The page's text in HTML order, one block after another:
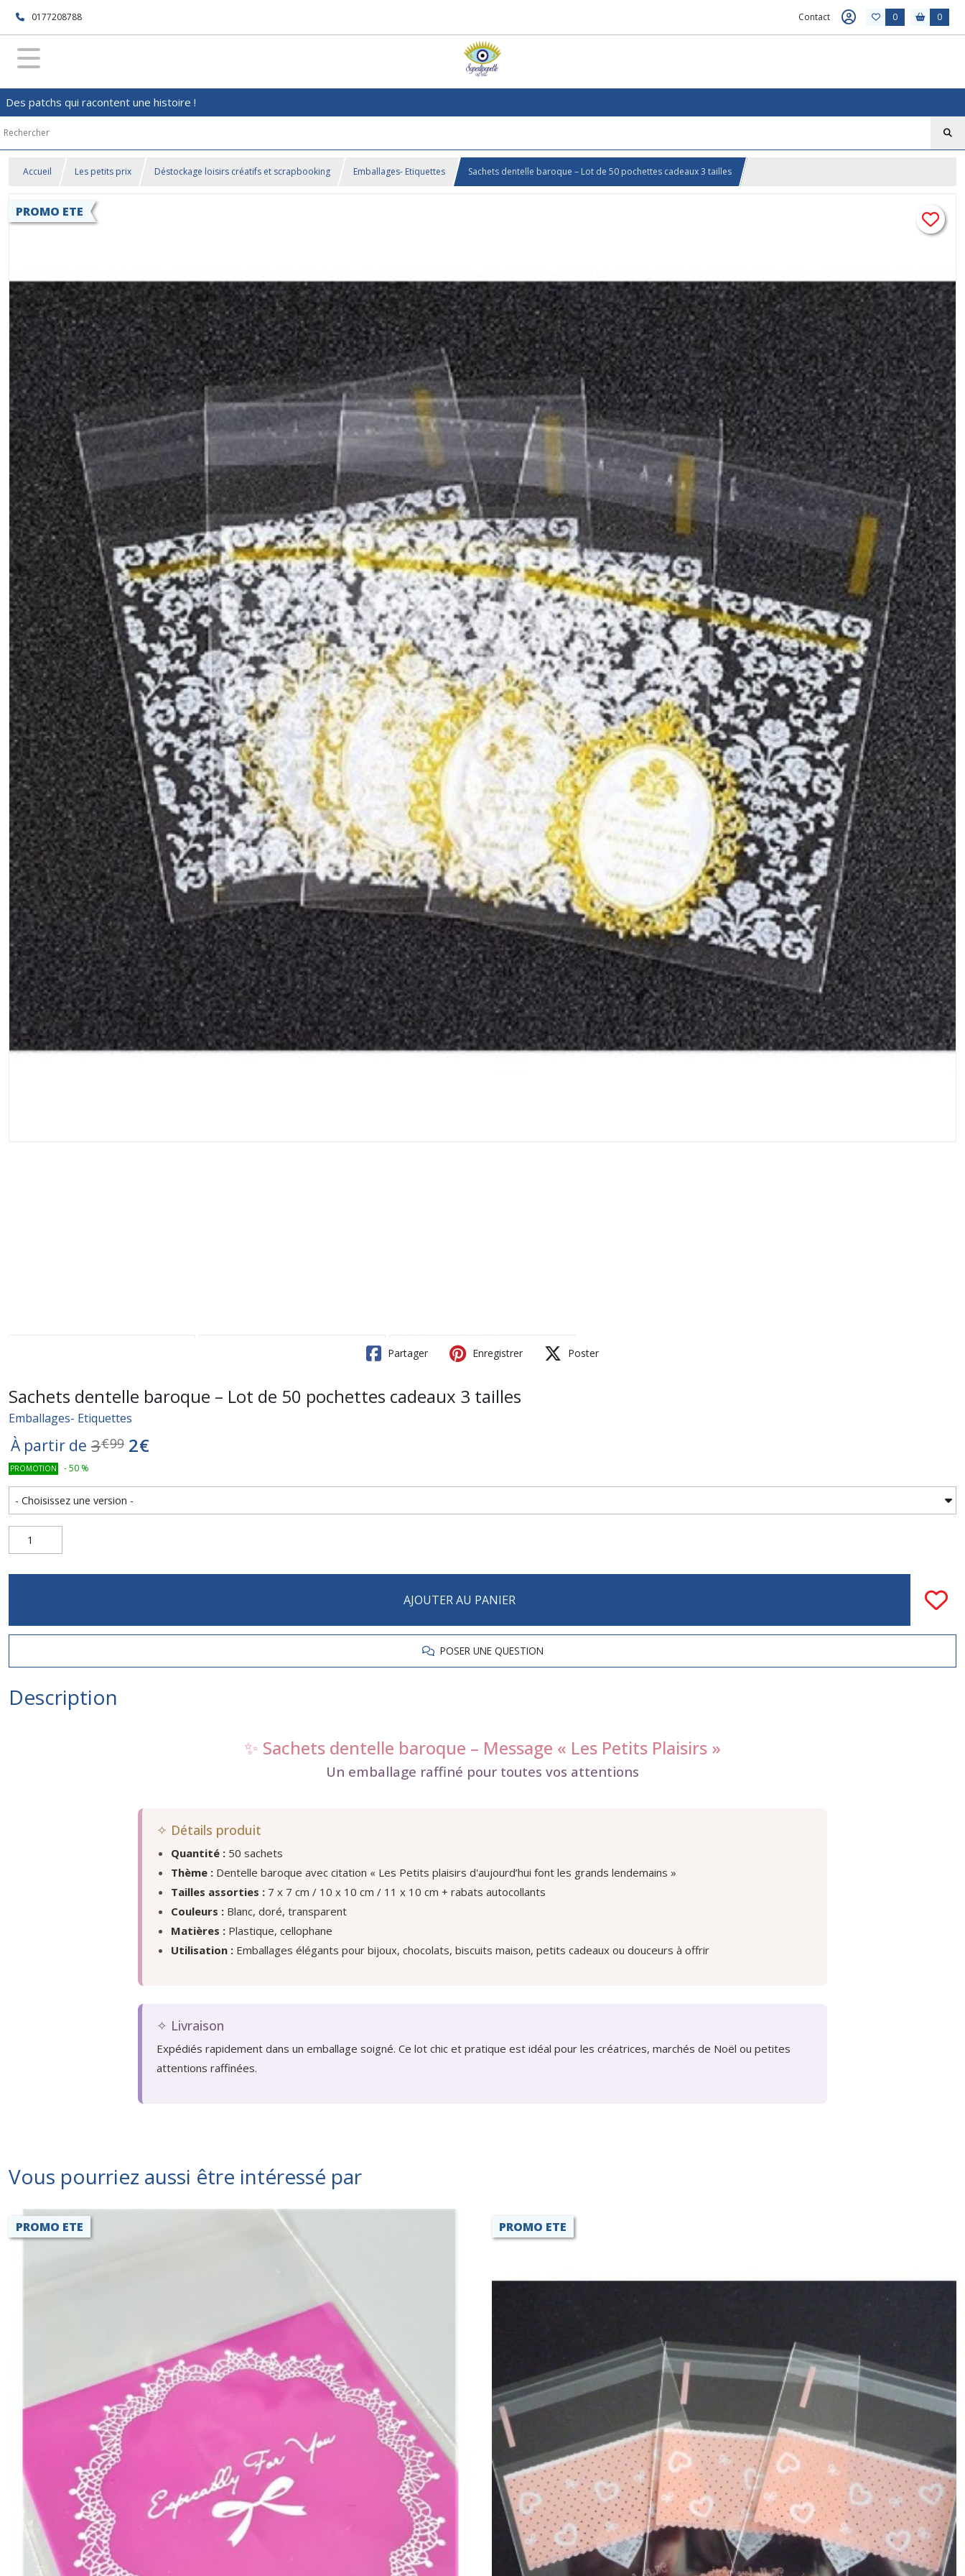
0177208788 Contact 0 0
Des patchs qui racontent une histoire !
Accueil Les petits prix Déstockage loisirs créatifs et scrapbooking Emballages- Etiquettes Sachets dentelle baroque – Lot de 50 pochettes cadeaux 3 tailles
PROMO ETE
Partager Enregistrer Poster
Sachets dentelle baroque – Lot de 50 pochettes cadeaux 3 tailles
Emballages- Etiquettes
À partir de 3€99 2€
PROMOTION -50 %
AJOUTER AU PANIER
POSER UNE QUESTION
Description
✨ Sachets dentelle baroque – Message « Les Petits Plaisirs »
Un emballage raffiné pour toutes vos attentions
✧ Détails produit
Quantité : 50 sachets
Thème : Dentelle baroque avec citation « Les Petits plaisirs d'aujourd’hui font les grands lendemains »
Tailles assorties : 7 x 7 cm / 10 x 10 cm / 11 x 10 cm + rabats autocollants
Couleurs : Blanc, doré, transparent
Matières : Plastique, cellophane
Utilisation : Emballages élégants pour bijoux, chocolats, biscuits maison, petits cadeaux ou douceurs à offrir
✧ Livraison
Expédiés rapidement dans un emballage soigné. Ce lot chic et pratique est idéal pour les créatrices, marchés de Noël ou petites
attentions raffinées.
Vous pourriez aussi être intéressé par
PROMO ETE PROMO ETE